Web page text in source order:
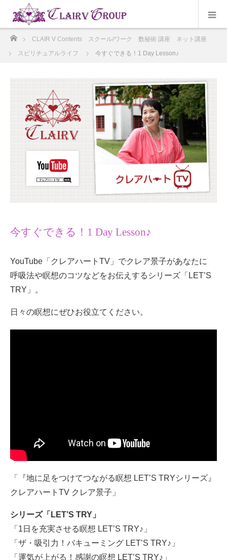
ホーム
CLAIR V Contents スクール/ワーク 数秘術 講座 ネット講座
スピリチュアルライフ
今すぐできる！1 Day Lesson♪
今すぐできる！1 Day Lesson♪
YouTube「クレアハートTV」でクレア景子があなたに
呼吸法や瞑想のコツなどをお伝えするシリーズ「LET’S
TRY」。
日々の瞑想にぜひお役立てください。
「『地に足をつけてつながる瞑想 LET’S TRYシリーズ』
クレアハートTV クレア景子」
シリーズ「LET’S TRY」
「1日を充実させる瞑想 LET’S TRY♪」
「ザ・吸引力！バキューミング LET’S TRY♪」
「運気が上がる！感謝の瞑想 LET’S TRY♪」